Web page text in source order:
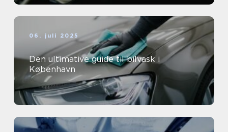
06. juli 2025
Den ultimative guide til bilvask i
København